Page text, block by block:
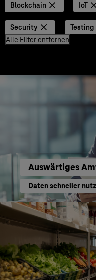
Blockchain IoT
Security Testing
Alle Filter entfernen
Auswärtiges
Daten schneller